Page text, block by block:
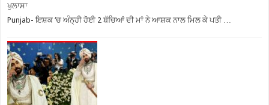
ਖੁਲਾਸਾ
Punjab- ਇਸ਼ਕ ‘ਚ ਅੰਨ੍ਹੀ ਹੋਈ 2 ਬੱਚਿਆਂ ਦੀ ਮਾਂ ਨੇ ਆਸ਼ਕ ਨਾਲ ਮਿਲ ਕੇ ਪਤੀ …